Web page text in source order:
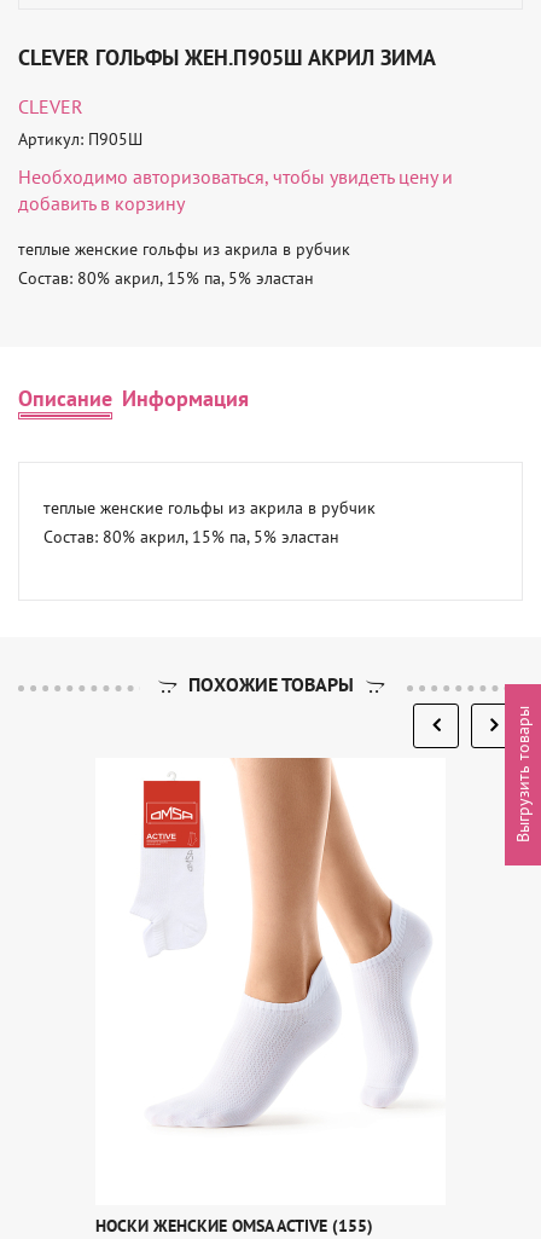
CLEVER ГОЛЬФЫ ЖЕН.П905Ш АКРИЛ ЗИМА
CLEVER
Артикул: П905Ш
Необходимо авторизоваться, чтобы увидеть цену и
добавить в корзину
теплые женские гольфы из акрила в рубчик
Состав: 80% акрил, 15% па, 5% эластан
Описание Информация
теплые женские гольфы из акрила в рубчик
Состав: 80% акрил, 15% па, 5% эластан
ПОХОЖИЕ ТОВАРЫ
НОСКИ ЖЕНСКИЕ OMSA ACTIVE (155)
Выгрузить товары